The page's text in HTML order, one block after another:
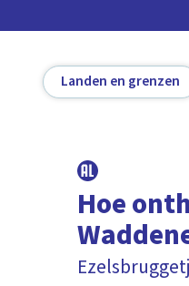
Landen en grenzen
Hoe